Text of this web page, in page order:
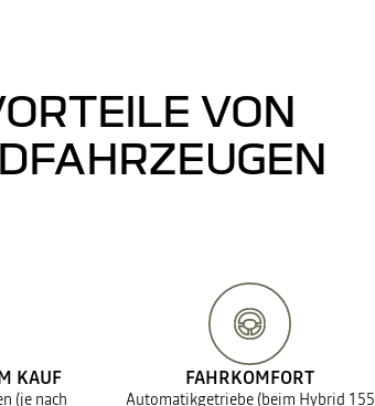
VON
KAUF
(je nach
FAHRKOMFORT
Automatikgetriebe (beim Hybrid 155